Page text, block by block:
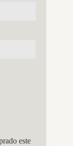
este